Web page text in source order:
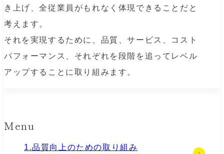
き上げ、全従業員がもれなく体現できることだと
考えます。
それを実現するために、品質、サービス、コスト
パフォーマンス、それぞれを段階を追ってレベル
アップすることに取り組みます。
Menu
1.品質向上のための取り組み